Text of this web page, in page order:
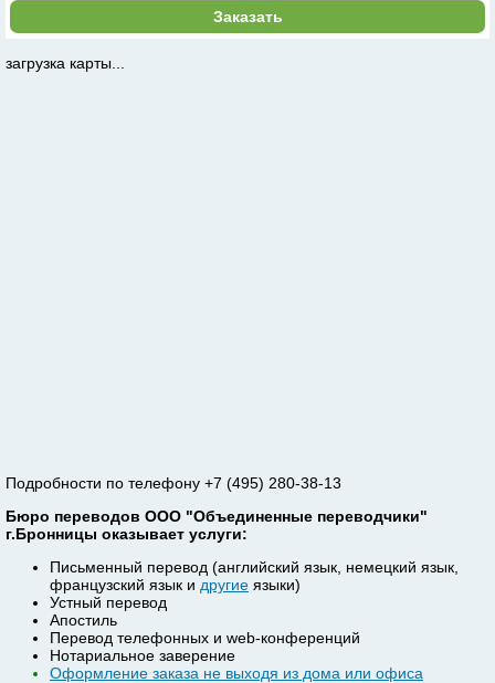
Заказать
загрузка карты...
Подробности по телефону +7 (495) 280-38-13
Бюро переводов ООО "Объединенные переводчики"
г.Бронницы оказывает услуги:
Письменный перевод (английский язык, немецкий язык,
французский язык и другие языки)
Устный перевод
Апостиль
Перевод телефонных и web-конференций
Нотариальное заверение
Оформление заказа не выходя из дома или офиса